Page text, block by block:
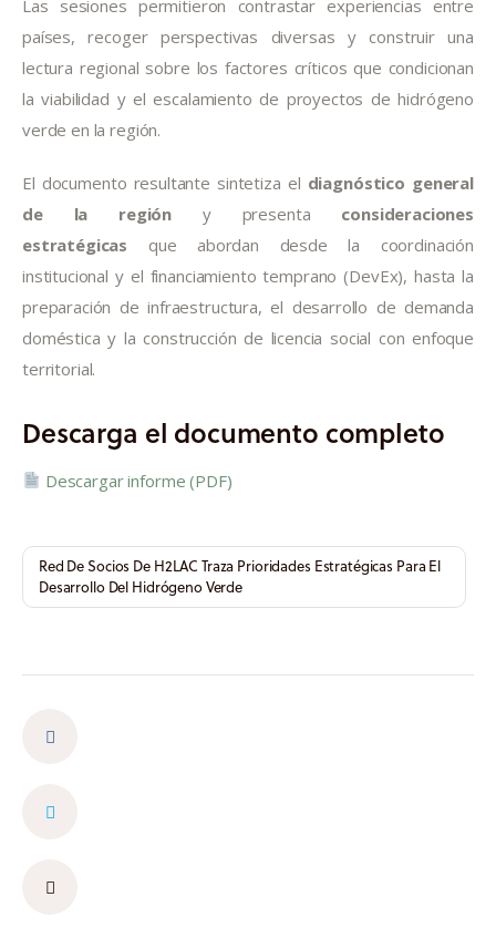
Las sesiones permitieron contrastar experiencias entre
países, recoger perspectivas diversas y construir una
lectura regional sobre los factores críticos que condicionan
la viabilidad y el escalamiento de proyectos de hidrógeno
verde en la región.
El documento resultante sintetiza el diagnóstico general
de la región y presenta consideraciones
estratégicas que abordan desde la coordinación
institucional y el financiamiento temprano (DevEx), hasta la
preparación de infraestructura, el desarrollo de demanda
doméstica y la construcción de licencia social con enfoque
territorial.
Descarga el documento completo
Descargar informe (PDF)
Red De Socios De H2LAC Traza Prioridades Estratégicas Para El
Desarrollo Del Hidrógeno Verde